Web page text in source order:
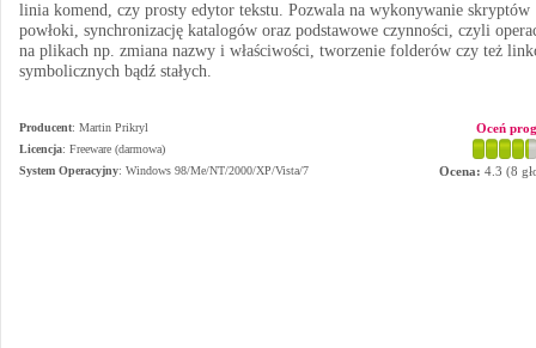
linia komend, czy prosty edytor tekstu. Pozwala na wykonywanie skryptów
powłoki, synchronizację katalogów oraz podstawowe czynności, czyli
na plikach np. zmiana nazwy i właściwości, tworzenie folderów czy też
symbolicznych bądź stałych.
Producent: Martin Prikryl
Licencja: Freeware (darmowa)
System Operacyjny: Windows 98/Me/NT/2000/XP/Vista/7
Oceń
Ocena: 4.3 (8